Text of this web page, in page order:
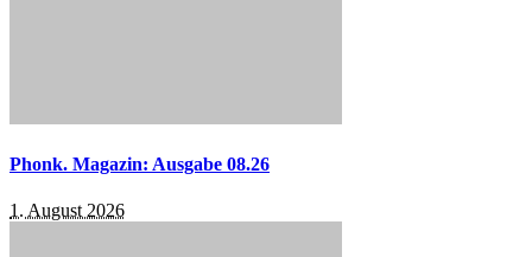
Phonk. Magazin: Ausgabe 08.26
1. August 2026